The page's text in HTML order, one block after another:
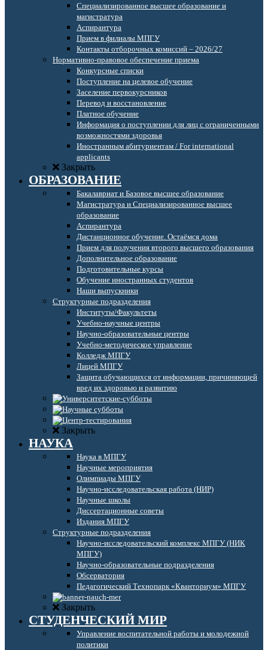
Специализированное высшее образование и
магистратура
Аспирантура
Прием в филиалы МПГУ
Контакты отборочных комиссий – 2026/27
Нормативно-правовое обеспечение приема
Конкурсные списки
Поступление на целевое обучение
Заселение первокурсников
Перевод и восстановление
Платное обучение
Информация о поступлении для лиц с ограниченными
возможностями здоровья
Иностранным абитуриентам / For international
applicants
Закрыть
ОБРАЗОВАНИЕ
Бакалавриат и Базовое высшее образование
Магистратура и Специализированное высшее
образование
Аспирантура
Дистанционное обучение. Остаёмся дома
Прием для получения второго высшего образования
Дополнительное образование
Подготовительные курсы
Обучение иностранных студентов
Наши выпускники
Структурные подразделения
Институты/Факультеты
Учебно-научные центры
Научно-образовательные центры
Учебно-методическое управление
Колледж МПГУ
Лицей МПГУ
Защита обучающихся от информации, причиняющей
вред их здоровью и развитию
Закрыть
НАУКА
Наука в МПГУ
Научные мероприятия
Олимпиады МПГУ
Научно-исследовательская работа (НИР)
Научные школы
Диссертационные советы
Издания МПГУ
Структурные подразделения
Научно-исследовательский комплекс МПГУ (НИК
МПГУ)
Научно-образовательные подразделения
Обсерватория
Педагогический Технопарк «Кванториум» МПГУ
Закрыть
СТУДЕНЧЕСКИЙ МИР
Управление воспитательной работы и молодежной
политики